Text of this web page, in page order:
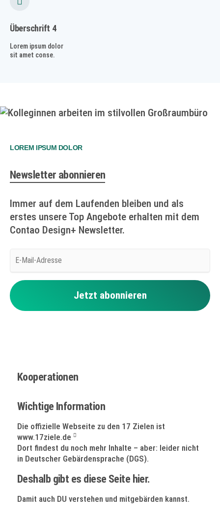
Überschrift 4
Lorem ipsum dolor
sit amet conse.
LOREM IPSUM DOLOR
Newsletter abonnieren
Immer auf dem Laufenden bleiben und als
erstes unsere Top Angebote erhalten mit dem
Contao Design+ Newsletter.
E-
Adresse
Jetzt abonnieren
Kooperationen
Wichtige Information
Die offizielle Webseite zu den 17 Zielen ist
www.17ziele.de
Dort findest du noch mehr Inhalte – aber: leider nicht
in Deutscher Gebärdensprache (DGS).
Deshalb gibt es diese Seite hier.
Damit auch DU verstehen und mitgebärden kannst.